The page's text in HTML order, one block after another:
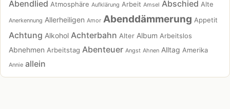
Abendlied Atmosphäre Aufklärung Arbeit Amsel Abschied Alte
Anerkennung Allerheiligen Amor Abenddämmerung Appetit
Achtung Alkohol Achterbahn Alter Album Arbeitslos
Abnehmen Arbeitstag Abenteuer Angst Ahnen Alltag Amerika
Annie allein